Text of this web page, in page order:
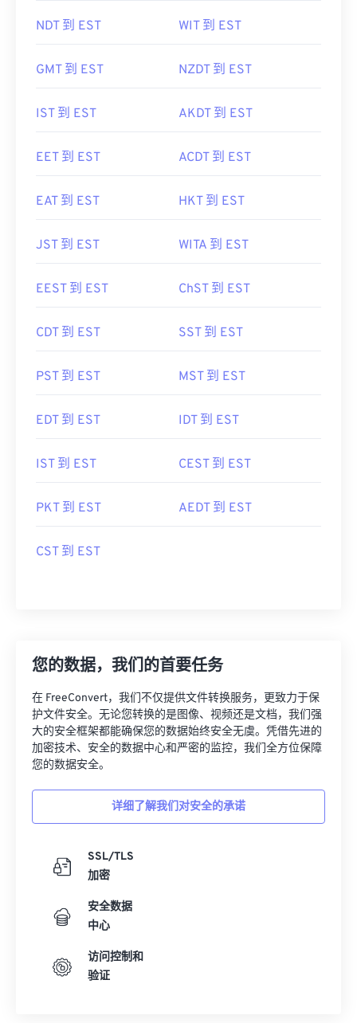
NDT 到 EST WIT 到 EST
GMT 到 EST NZDT 到 EST
IST 到 EST AKDT 到 EST
EET 到 EST ACDT 到 EST
EAT 到 EST HKT 到 EST
JST 到 EST WITA 到 EST
EEST 到 EST ChST 到 EST
CDT 到 EST SST 到 EST
PST 到 EST MST 到 EST
EDT 到 EST IDT 到 EST
IST 到 EST CEST 到 EST
PKT 到 EST AEDT 到 EST
CST 到 EST
您的数据，我们的首要任务
在 FreeConvert，我们不仅提供文件转换服务，更致力于保
护文件安全。无论您转换的是图像、视频还是文档，我们强
大的安全框架都能确保您的数据始终安全无虞。凭借先进的
加密技术、安全的数据中心和严密的监控，我们全方位保障
您的数据安全。
详细了解我们对安全的承诺
SSL/TLS
加密
安全数据
中心
访问控制和
验证